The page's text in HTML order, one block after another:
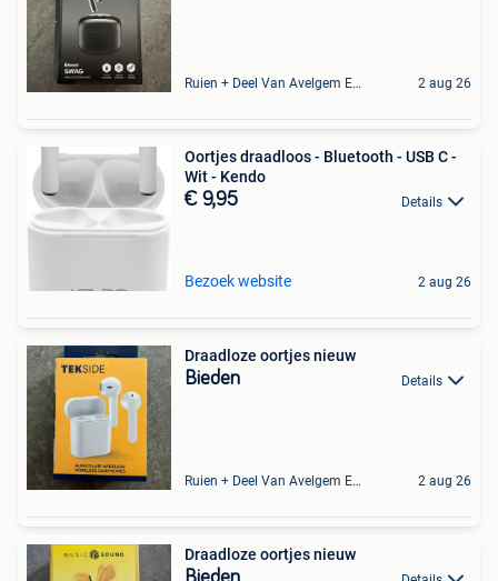
Ruien + Deel Van Avelgem En Waarmaarde 2 aug 26
Oortjes draadloos - Bluetooth - USB C -
Wit - Kendo
€ 9,95 Details
Bezoek website 2 aug 26
Draadloze oortjes nieuw
Bieden Details
Ruien + Deel Van Avelgem En Waarmaarde 2 aug 26
Draadloze oortjes nieuw